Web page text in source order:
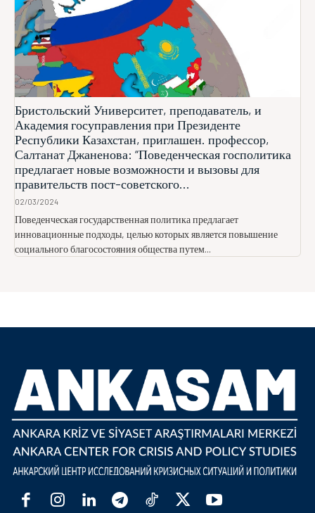
Бристольский Университет, преподаватель, и
Академия госуправления при Президенте
Республики Казахстан, приглашен. профессор,
Салтанат Джаненова: “Поведенческая госполитика
предлагает новые возможности и вызовы для
правительств пост-советского...
02/03/2024
Поведенческая государственная политика предлагает
инновационные подходы, целью которых является повышение
социального благосостояния общества путем...